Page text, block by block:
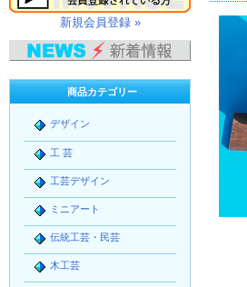
新規会員登録 »
商品カテゴリー
デザイン
工 芸
工芸デザイン
ミニアート
伝統工芸・民芸
木工芸